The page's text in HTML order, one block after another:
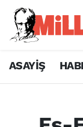
ASAYİŞ